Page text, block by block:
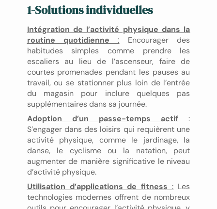
1-Solutions individuelles
Intégration de l’activité physique dans la
routine quotidienne : Encourager des
habitudes simples comme prendre les
escaliers au lieu de l’ascenseur, faire de
courtes promenades pendant les pauses au
travail, ou se stationner plus loin de l’entrée
du magasin pour inclure quelques pas
supplémentaires dans sa journée.
Adoption d’un passe-temps actif :
S’engager dans des loisirs qui requièrent une
activité physique, comme le jardinage, la
danse, le cyclisme ou la natation, peut
augmenter de manière significative le niveau
d’activité physique.
Utilisation d’applications de fitness : Les
technologies modernes offrent de nombreux